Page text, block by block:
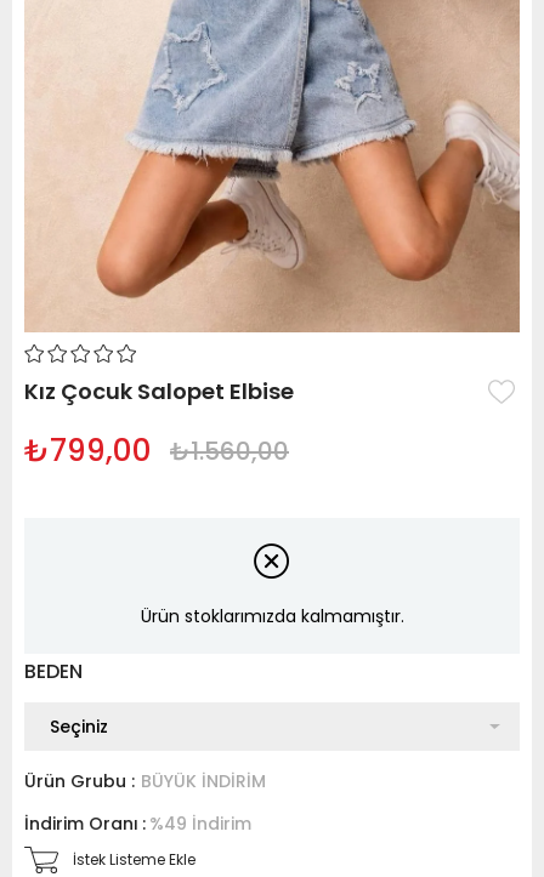
Kız Çocuk Salopet Elbise
₺1.560,00
₺799,00
Ürün stoklarımızda kalmamıştır.
BEDEN
Ürün Grubu : BÜYÜK İNDİRİM
İndirim Oranı : %49 İndirim
İstek Listeme Ekle